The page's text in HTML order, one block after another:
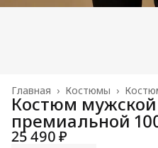
Костюмы ›
Главная ›
Костюм мужской
премиальной
25 490 ₽